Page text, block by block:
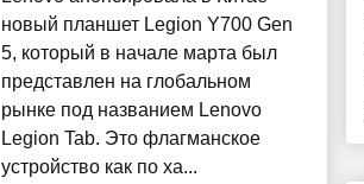
новый планшет Legion Y700 Gen
5, который в начале марта был
представлен на глобальном
рынке под названием Lenovo
Legion Tab. Это флагманское
устройство как по ха...